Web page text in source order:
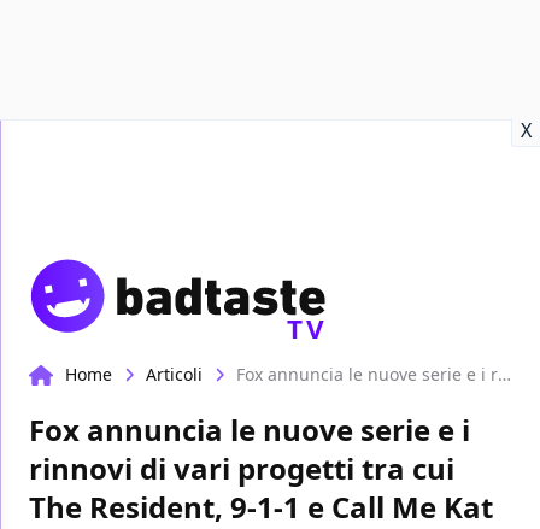
X
TV
Home Articoli Fox annuncia le nuove serie e i rinnovi di vari progetti tra cui The Resident, 9-1-1 e Call Me Kat
Fox annuncia le nuove serie e i
rinnovi di vari progetti tra cui
The Resident, 9-1-1 e Call Me Kat